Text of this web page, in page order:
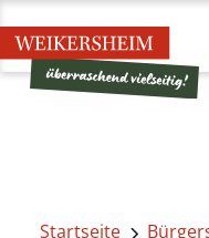
Startseite